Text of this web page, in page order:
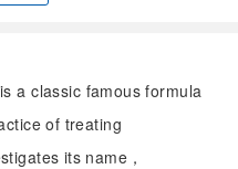
a classic famous formula
of treating
its name，